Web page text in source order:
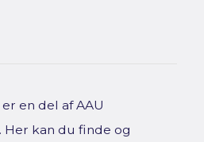
en del af AAU
kan du finde og